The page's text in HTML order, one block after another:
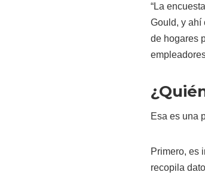
“La
Gould, y ahí
de hogares
Esa es una
Primero, es
recopila